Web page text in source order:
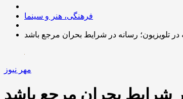
فرهنگی، هنر و سینما
تلویزیون؛ رسانه در شرایط بحران مرجع باشد
مهر نیوز
شرایط بحران مرجع باشد